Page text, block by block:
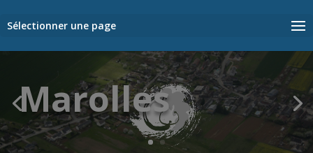
Sélectionner une page
Marolles